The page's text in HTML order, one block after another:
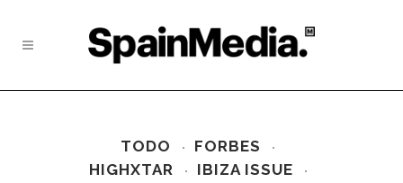
TODO
FORBES
HIGHXTAR
IBIZA ISSUE